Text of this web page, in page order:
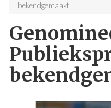
bekendgemaakt